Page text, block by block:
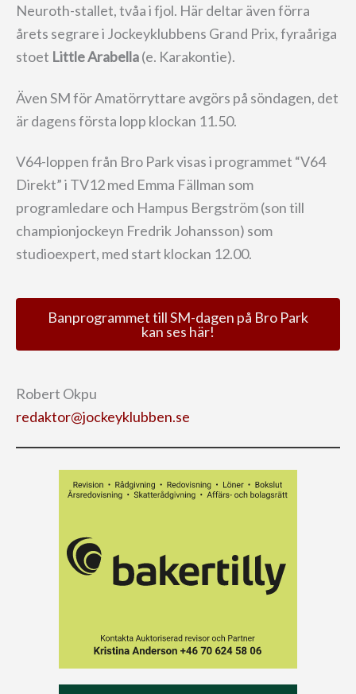
Neuroth-stallet, tvåa i fjol. Här deltar även förra
årets segrare i Jockeyklubbens Grand Prix, fyraåriga
stoet Little Arabella(e. Karakontie).
Även SM för Amatörryttare avgörs på söndagen, det
är dagens första lopp klockan 11.50.
V64-loppen från Bro Park visas i programmet “V64
Direkt” i TV12 med Emma Fällman som
programledare och Hampus Bergström (son till
championjockeyn Fredrik Johansson) som
studioexpert, med start klockan 12.00.
Banprogrammet till SM-dagen på Bro Park
kan ses här!
Robert Okpu
redaktor@jockeyklubben.se